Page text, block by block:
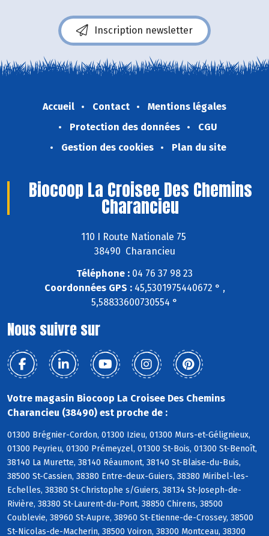
Inscription newsletter
Accueil Contact
Mentions légales
Protection des données
CGU
Gestion des cookies
Plan du site
Biocoop La Croisee Des Chemins
Charancieu
110 I Route Nationale 75
38490 Charancieu
Téléphone : 04 76 37 98 23
Coordonnées GPS :45,5301975440672 ° ,
5,58833600730554 °
Nous suivre sur
Votre magasin Biocoop La Croisee Des Chemins
Charancieu (38490) est proche de :
01300 Brégnier-Cordon, 01300 Izieu, 01300 Murs-et-Gélignieux,
01300 Peyrieu, 01300 Prémeyzel, 01300 St-Bois, 01300 St-Benoît,
38140 La Murette, 38140 Réaumont, 38140 St-Blaise-du-Buis,
38500 St-Cassien, 38380 Entre-deux-Guiers, 38380 Miribel-les-
Echelles, 38380 St-Christophe s/Guiers, 38134 St-Joseph-de-
Rivière, 38380 St-Laurent-du-Pont, 38850 Chirens, 38500
Coublevie, 38960 St-Aupre, 38960 St-Etienne-de-Crossey, 38500
St-Nicolas-de-Macherin, 38500 Voiron, 38300 Montceau, 38300